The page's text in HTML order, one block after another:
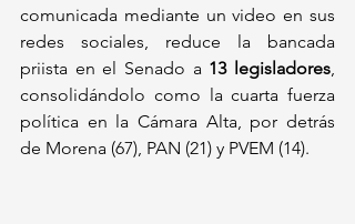
comunicada mediante un video en sus
redes sociales, reduce la bancada
priista en el Senado a 13 legisladores,
consolidándolo como la cuarta fuerza
política en la Cámara Alta, por detrás
de Morena (67), PAN (21) y PVEM (14).